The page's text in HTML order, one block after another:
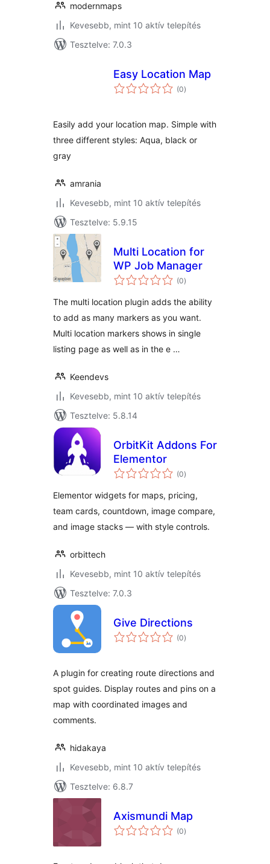
modernmaps
Kevesebb, mint 10 aktív telepítés
Tesztelve: 7.0.3
Easy Location Map
(0értékelés
összesen
)
Easily add your location map. Simple with
three different styles: Aqua, black or
gray
amrania
Kevesebb, mint 10 aktív telepítés
Tesztelve: 5.9.15
Multi Location for
WP Job Manager
(0értékelés
összesen
)
The multi location plugin adds the ability
to add as many markers as you want.
Multi location markers shows in single
listing page as well as in the e …
Keendevs
Kevesebb, mint 10 aktív telepítés
Tesztelve: 5.8.14
OrbitKit Addons For
Elementor
(0értékelés
összesen
)
Elementor widgets for maps, pricing,
team cards, countdown, image compare,
and image stacks — with style controls.
orbittech
Kevesebb, mint 10 aktív telepítés
Tesztelve: 7.0.3
Give Directions
(0értékelés
összesen
)
A plugin for creating route directions and
spot guides. Display routes and pins on a
map with coordinated images and
comments.
hidakaya
Kevesebb, mint 10 aktív telepítés
Tesztelve: 6.8.7
Axismundi Map
(0értékelés
összesen
)